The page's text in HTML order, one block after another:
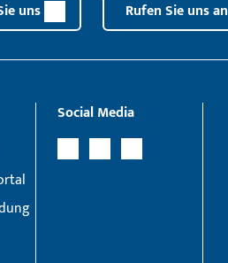
uns Rufen Sie uns an
Social Media